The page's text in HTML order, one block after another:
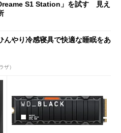
S1 Station」を試す 見え
んやり冷感寝具で快適な睡眠をあ
ザ）